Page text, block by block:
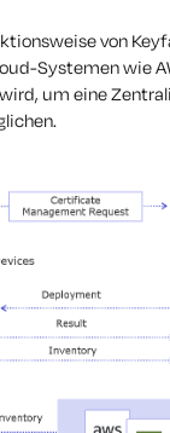
von
Systemen wie
um eine